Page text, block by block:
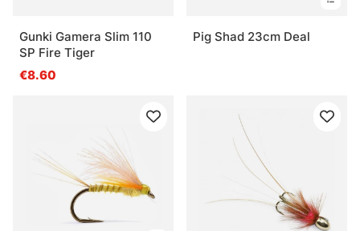
Gunki Gamera Slim 110
SP Fire Tiger
€8.60
Pig Shad 23cm Deal